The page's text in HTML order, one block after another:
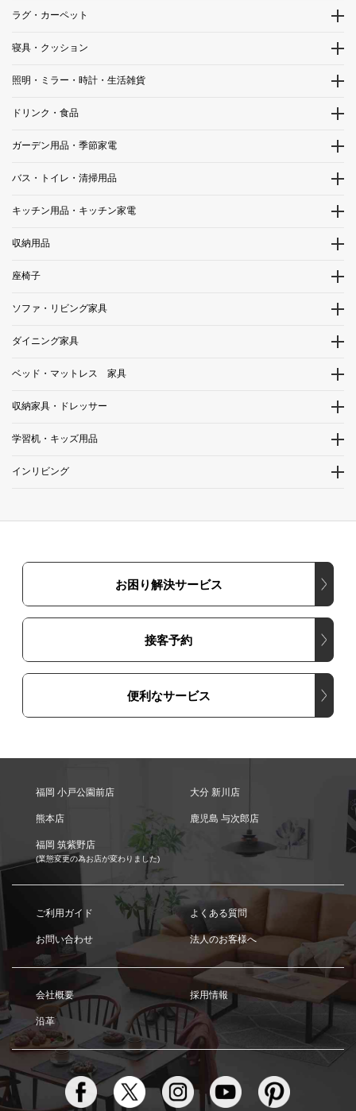
ラグ・カーペット
寝具・クッション
照明・ミラー・時計・生活雑貨
ドリンク・食品
ガーデン用品・季節家電
バス・トイレ・清掃用品
キッチン用品・キッチン家電
収納用品
座椅子
ソファ・リビング家具
ダイニング家具
ベッド・マットレス 家具
収納家具・ドレッサー
学習机・キッズ用品
インリビング
お困り解決サービス
接客予約
便利なサービス
福岡 小戸公園前店 大分 新川店
熊本店 鹿児島 与次郎店
福岡 筑紫野店
(業態変更の為お店が変わりました)
ご利用ガイド よくある質問
お問い合わせ 法人のお客様へ
会社概要 採用情報
沿革